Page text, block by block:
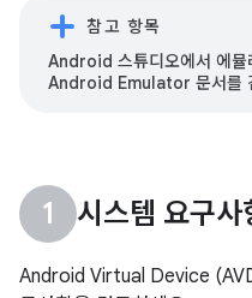
참고 항목
Android 스튜디오에서 에뮬
Android Emulator 문서를
시스템 요구사
Android Virtual Device